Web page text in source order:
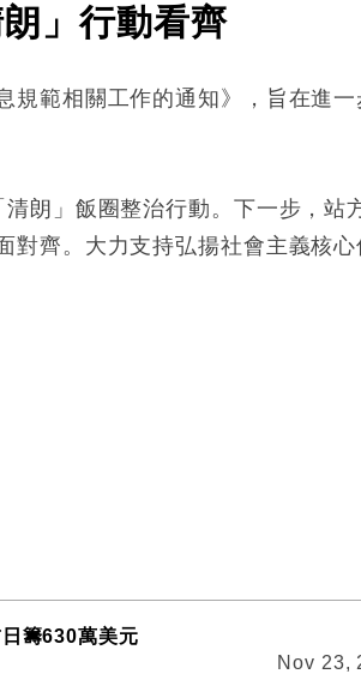
」行動看齊
範相關工作的通知》，旨在進
朗」飯圈整治行動。下一步，站
齊。大力支持弘揚社會主義核
籌630萬美元
Nov 23,